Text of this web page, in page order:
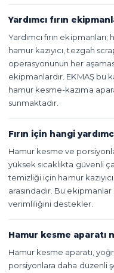
Yardımcı fırın
Yardımcı fırın
hamur kazıyıcı, tezgah
operasyonunun her
ekipmanlardır. EKMAŞ bu
hamur kesme-kazıma
sunmaktadır.
Fırın için hangi
Hamur kesme ve
yüksek sıcaklıkta güvenli
temizliği için hamur
arasındadır. Bu
verimliliğini destekler.
Hamur kesme aparatı
Hamur kesme aparatı,
porsiyonlara daha düzenli